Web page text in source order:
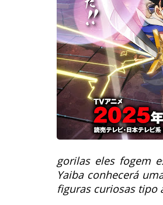
gorilas eles fogem
Yaiba conhecerá
figuras curiosas tipo